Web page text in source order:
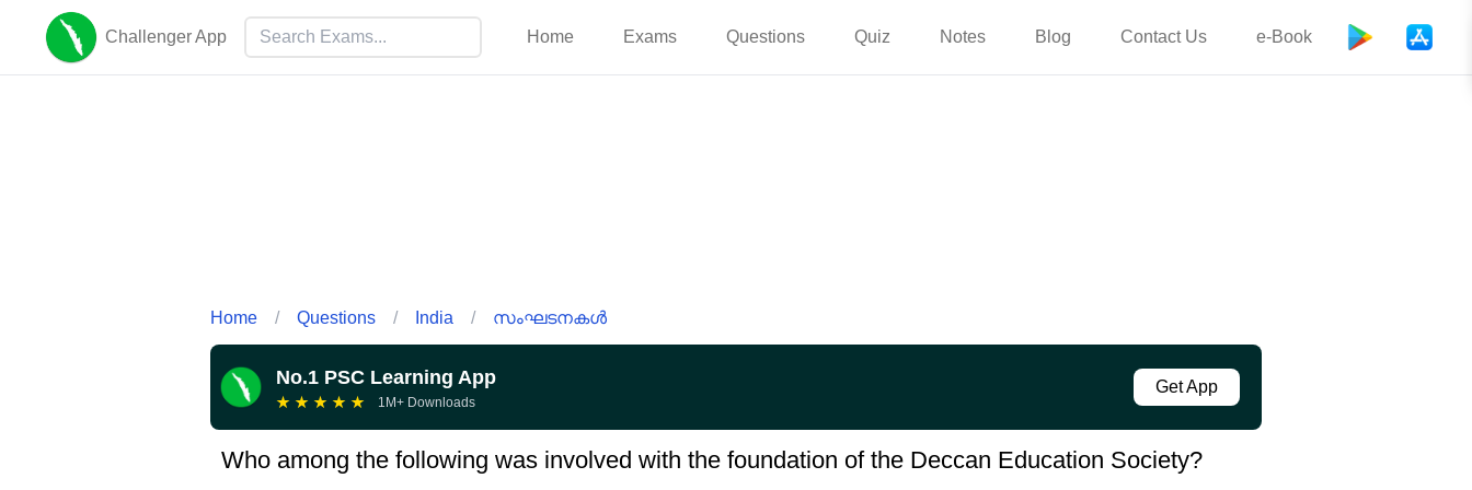
Challenger App Home Exams Questions Quiz Notes Blog Contact Us e-Book
Home / Questions / India / സംഘടനകൾ
No.1 PSC Learning App
★ ★ ★ ★ ★ 1M+ Downloads
Get App
Who among the following was involved with the foundation of the Deccan Education Society?